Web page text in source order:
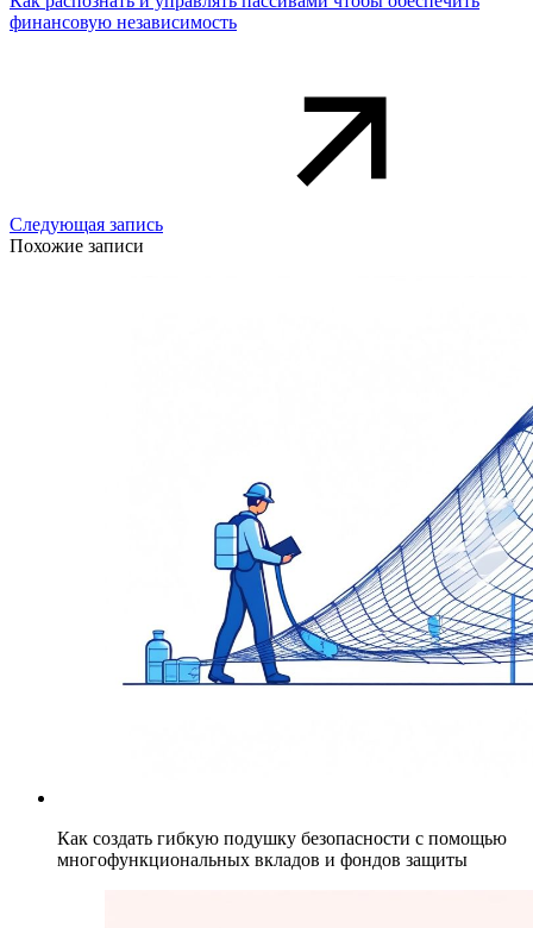
финансовую независимость
Следующая запись
Похожие записи
Как создать гибкую подушку безопасности с помощью
многофункциональных вкладов и фондов защиты